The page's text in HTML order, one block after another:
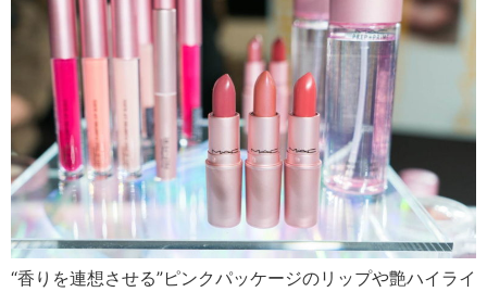
“香りを連想させる”ピンクパッケージのリップや艶ハイライ